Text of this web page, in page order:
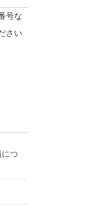
号な
さい
つ